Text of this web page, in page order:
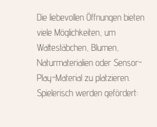
Die liebevollen Öffnungen bieten
viele Möglichkeiten, um
Wattestäbchen, Blumen,
Naturmaterialien oder Sensor-
Play-Material zu platzieren.
Spielerisch werden gefördert: